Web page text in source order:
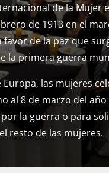
de la Mujer
de 1913 en el
de la paz que
la primera guerra
Europa, las mujeres
al 8 de marzo del
la guerra o para
resto de las mujeres.